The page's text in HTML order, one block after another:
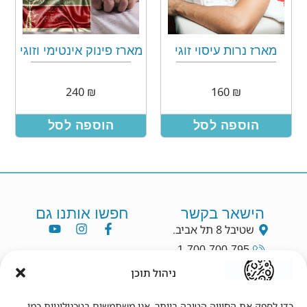
ניהול תוכן
מארז נרות עיסוי זוגי
₪
160
הוספה לסל
מארז פינוק אינטימי וזוגי
₪
הוספה לסל
הישאר בקשר
שטיבל 8 תל אביב.
1-700-700-795
info@dryang.co.il
חפשו אותנו גם